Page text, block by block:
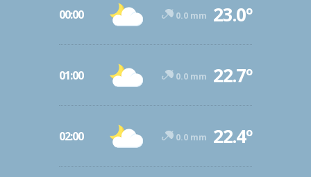
00:00 0.0 mm 23.0º
01:00 0.0 mm 22.7º
02:00 0.0 mm 22.4º